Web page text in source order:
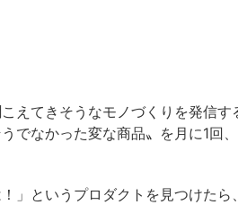
えてきそうなモノづくりを発信す
でなかった変な商品〟を月に1回
」というプロダクトを見つけたら